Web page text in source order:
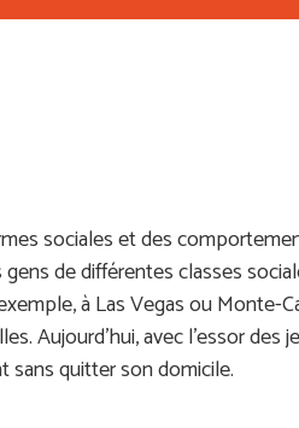
sociales et des
de différentes classes
à Las Vegas ou Monte-
Aujourd’hui, avec l’essor des
sans quitter son domicile.